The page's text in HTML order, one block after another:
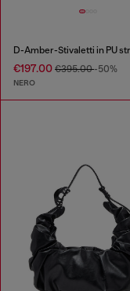
€197.00 €395.00-50%
NERO